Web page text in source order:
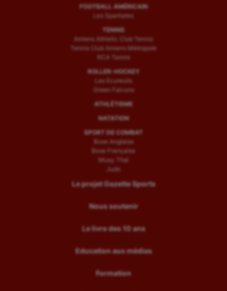
FOOTBALL AMÉRICAIN
Les Spartiates
TENNIS
Amiens Athletic Club Tennis
Tennis Club Amiens Métropole
RCA Tennis
ROLLER-HOCKEY
Les Ecureuils
Green Falcons
ATHLÉTISME
NATATION
SPORT DE COMBAT
Boxe Anglaise
Boxe Française
Muay Thaï
Judo
Le projet Gazette Sports
Nous soutenir
Le livre des 10 ans
Education aux médias
Formation